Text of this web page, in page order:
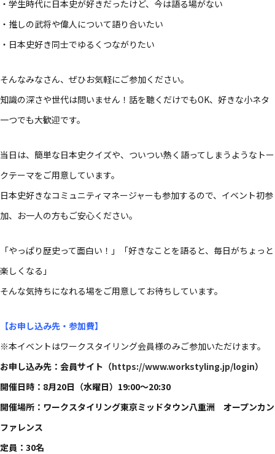
・学生時代に日本史が好きだったけど、今は語る場がない
・推しの武将や偉人について語り合いたい
・日本史好き同士でゆるくつながりたい
そんなみなさん、ぜひお気軽にご参加ください。
知識の深さや世代は問いません！話を聴くだけでもOK、好きな小ネタ
一つでも大歓迎です。
当日は、簡単な日本史クイズや、ついつい熱く語ってしまうようなトー
クテーマをご用意しています。
日本史好きなコミュニティマネージャーも参加するので、イベント初参
加、お一人の方もご安心ください。
「やっぱり歴史って面白い！」「好きなことを語ると、毎日がちょっと
楽しくなる」
そんな気持ちになれる場をご用意してお待ちしています。
【お申し込み先・参加費】
※本イベントはワークスタイリング会員様のみご参加いただけます。
お申し込み先：会員サイト（https://www.workstyling.jp/login）
開催日時：8月20日（水曜日）19:00～20:30
開催場所：ワークスタイリング東京ミッドタウン八重洲 オープンカン
ファレンス
定員：30名